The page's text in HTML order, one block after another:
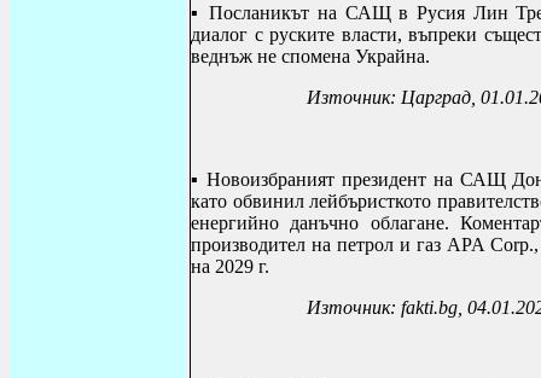
▪ Посланикът на САЩ в Русия Лин
диалог с руските власти, въпреки
веднъж не спомена Украйна.
Източник: Царград,
▪Новоизбраният президент на САЩ
като обвинил лейбъристкото
енергийно данъчно облагане.
производител на петрол и газ APA Corp
на 2029 г.
Източник: fakti.bg ,